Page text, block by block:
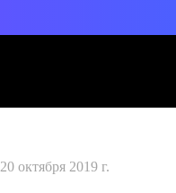
20 октября 2019 г.